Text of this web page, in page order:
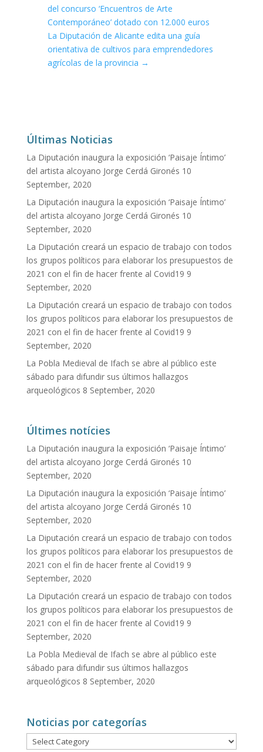
del concurso ‘Encuentros de Arte
Contemporáneo’ dotado con 12.000 euros
La Diputación de Alicante edita una guía
orientativa de cultivos para emprendedores
agrícolas de la provincia →
Últimas Noticias
La Diputación inaugura la exposición ‘Paisaje Íntimo’
del artista alcoyano Jorge Cerdá Gironés 10
September, 2020
La Diputación inaugura la exposición ‘Paisaje Íntimo’
del artista alcoyano Jorge Cerdá Gironés 10
September, 2020
La Diputación creará un espacio de trabajo con todos
los grupos políticos para elaborar los presupuestos de
2021 con el fin de hacer frente al Covid19 9
September, 2020
La Diputación creará un espacio de trabajo con todos
los grupos políticos para elaborar los presupuestos de
2021 con el fin de hacer frente al Covid19 9
September, 2020
La Pobla Medieval de Ifach se abre al público este
sábado para difundir sus últimos hallazgos
arqueológicos 8 September, 2020
Últimes notícies
La Diputación inaugura la exposición ‘Paisaje Íntimo’
del artista alcoyano Jorge Cerdá Gironés 10
September, 2020
La Diputación inaugura la exposición ‘Paisaje Íntimo’
del artista alcoyano Jorge Cerdá Gironés 10
September, 2020
La Diputación creará un espacio de trabajo con todos
los grupos políticos para elaborar los presupuestos de
2021 con el fin de hacer frente al Covid19 9
September, 2020
La Diputación creará un espacio de trabajo con todos
los grupos políticos para elaborar los presupuestos de
2021 con el fin de hacer frente al Covid19 9
September, 2020
La Pobla Medieval de Ifach se abre al público este
sábado para difundir sus últimos hallazgos
arqueológicos 8 September, 2020
Noticias por categorías
Noticias